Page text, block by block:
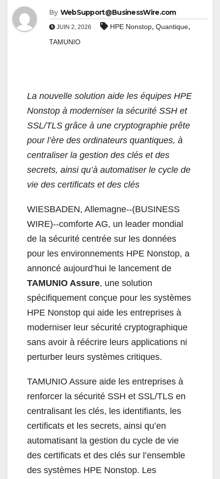
By WebSupport@BusinessWire.com
JUIN 2, 2026 HPE Nonstop, Quantique,
TAMUNIO
La nouvelle solution aide les équipes HPE
Nonstop à moderniser la sécurité SSH et
SSL/TLS grâce à une cryptographie prête
pour l’ère des ordinateurs quantiques, à
centraliser la gestion des clés et des
secrets, ainsi qu’à automatiser le cycle de
vie des certificats et des clés
WIESBADEN, Allemagne--(BUSINESS
WIRE)--comforte AG, un leader mondial
de la sécurité centrée sur les données
pour les environnements HPE Nonstop, a
annoncé aujourd’hui le lancement de
TAMUNIO Assure, une solution
spécifiquement conçue pour les systèmes
HPE Nonstop qui aide les entreprises à
moderniser leur sécurité cryptographique
sans avoir à réécrire leurs applications ni
perturber leurs systèmes critiques.
TAMUNIO Assure aide les entreprises à
renforcer la sécurité SSH et SSL/TLS en
centralisant les clés, les identifiants, les
certificats et les secrets, ainsi qu’en
automatisant la gestion du cycle de vie
des certificats et des clés sur l’ensemble
des systèmes HPE Nonstop. Les